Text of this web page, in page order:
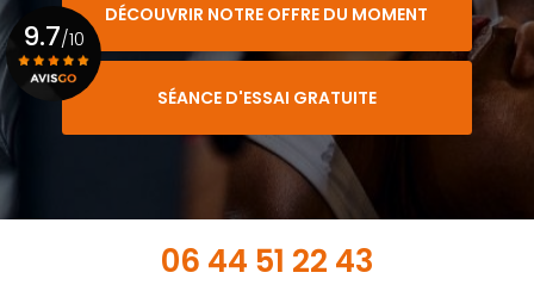
DÉCOUVRIR NOTRE OFFRE DU MOMENT
SÉANCE D'ESSAI GRATUITE
06 44 51 22 43
9.7/10